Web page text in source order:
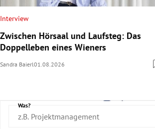
Interview
Zwischen Hörsaal und Laufsteg: Das
Doppelleben eines Wieners
Sandra Baierl01.08.2026
Was?